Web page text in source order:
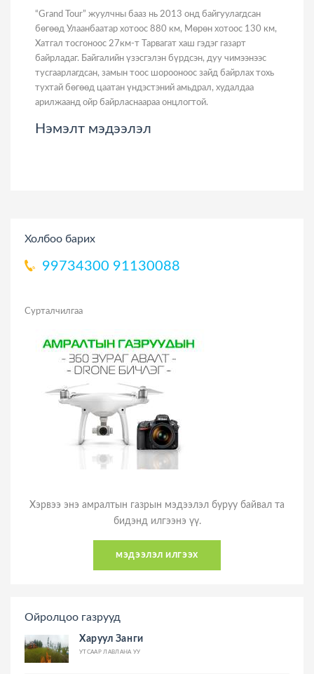
“Grand Tour” жуулчны бааз нь 2013 онд байгуулагдсан
бөгөөд Улаанбаатар хотоос 880 км, Мөрөн хотоос 130 км,
Хатгал тосгоноос 27км-т Тарвагат хаш гэдэг газарт
байрладаг. Байгалийн үзэсгэлэн бүрдсэн, дуу чимээнээс
тусгаарлагдсан, замын тоос шорооноос зайд байрлах тохь
тухтай бөгөөд цаатан үндэстэний амьдрал, худалдаа
арилжаанд ойр байрласнаараа онцлогтой.
Нэмэлт мэдээлэл
Холбоо барих
99734300 91130088
Сурталчилгаа
Хэрвээ энэ амралтын газрын мэдээлэл буруу байвал та
бидэнд илгээнэ үү.
мэдээлэл илгээх
Ойролцоо газрууд
Харуул Занги
УТСААР ЛАВЛАНА УУ